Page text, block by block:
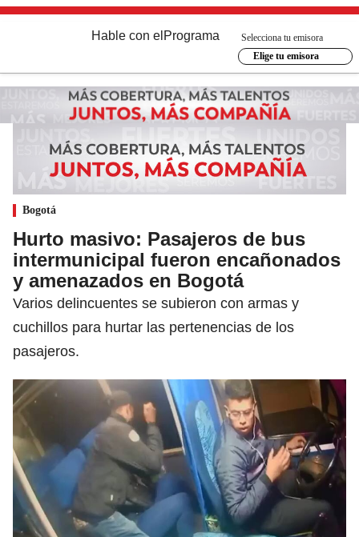
Hable con el Programa
Selecciona tu emisora
Elige tu emisora
Bogotá
Hurto masivo: Pasajeros de bus
intermunicipal fueron encañonados
y amenazados en Bogotá
Varios delincuentes se subieron con armas y
cuchillos para hurtar las pertenencias de los
pasajeros.